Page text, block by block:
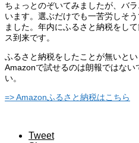
ちょっとのぞいてみましたが、バ
います。選ぶだけでも一苦労しそ
ました。年内にふるさと納税をし
ス到来です。
ふるさと納税をしたことが無いと
Amazonで試せるのは朗報ではない
い。
=> Amazonふるさと納税はこちら
Tweet